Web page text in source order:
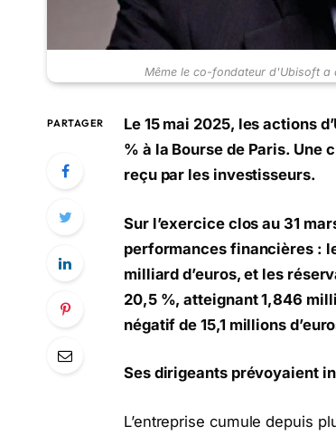
Même le co-fondateur d'Ubisoft a
PARTAGER
Le 15 mai 2025, les actions
% à la Bourse de Paris. Une
reçu par les investisseurs.
Sur l’exercice clos au 31
performances financières :
milliard d’euros, et les
20,5 %, atteignant 1,846
négatif de 15,1 millions
Ses dirigeants prévoyaient
L’entreprise cumule depuis